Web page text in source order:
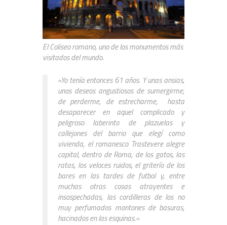
El Coliseo romano, uno de los monumentos más
visitados del mundo.
«Yo tenía entonces 61 años. Y unas ansias,
unos deseos angustiosos de sumergirme,
de perderme, de estrecharme, hasta
desaparecer en aquel complicado y
peligroso laberinto de plazuelas y
callejones del barrio que elegí como
vivienda, el romanesco Trastevere alegre
capital, dentro de Roma, de los gatos, las
ratas, los veloces ruidos, el griterío de los
bares en las tardes de futbol y, entre
muchas otras cosas atrayentes e
insospechadas, las cordilleras de los no
muy perfumados montones de basuras,
hacinados en las esquinas.»